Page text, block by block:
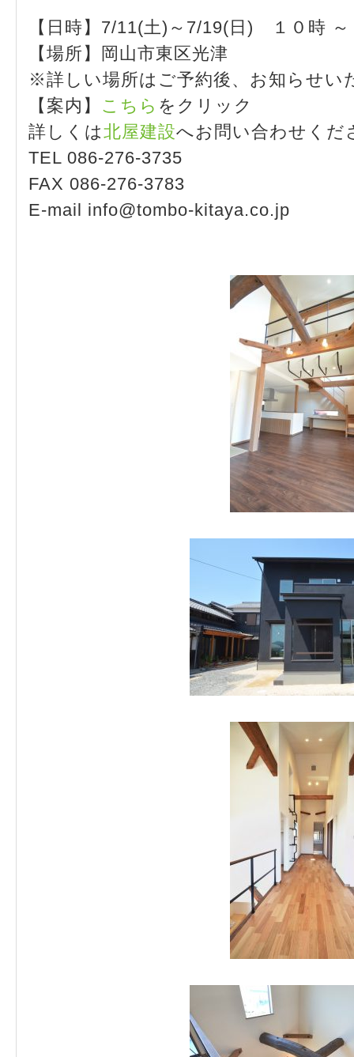
【日時】7/11(土)～7/19(日) １０時
【場所】岡山市東区光津
※詳しい場所はご予約後、お知らせい
【案内】 こちら をクリック
詳しくは北屋建設へお問い合わせくだ
TEL 086-276-3735
FAX 086-276-3783
E-mail info@tombo-kitaya.co.jp